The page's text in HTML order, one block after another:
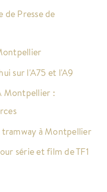
de Presse de
sur l'A75 et l'A9
Montpellier :
à Montpellier
série et film de TF1